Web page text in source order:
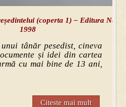
(coperta 1) – Editura
1998
tânăr pesedist, cineva
și idei din cartea
cu mai bine de 13 ani,
Citeste mai mult